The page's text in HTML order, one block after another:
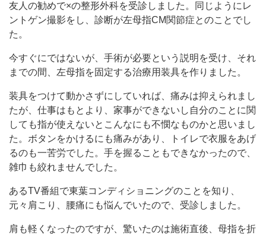
友人の勧めで×の整形外科を受診しました。同じようにレ
ントゲン撮影をし、診断が左母指CM関節症とのことでし
た。
今すぐにではないが、手術が必要という説明を受け、それ
までの間、左母指を固定する治療用装具を作りました。
装具をつけて動かさずにしていれば、痛みは抑えられまし
たが、仕事はもとより、家事ができないし自分のことに関
しても指が使えないとこんなにも不憫なものかと思いまし
た。ボタンをかけるにも痛みがあり、トイレで衣服をあげ
るのも一苦労でした。手を握ることもできなかったので、
雑巾も絞れませんでした。
あるTV番組で東葉コンディショニングのことを知り、
元々肩こり、腰痛にも悩んでいたので、受診しました。
肩も軽くなったのですが、驚いたのは施術直後、母指を折